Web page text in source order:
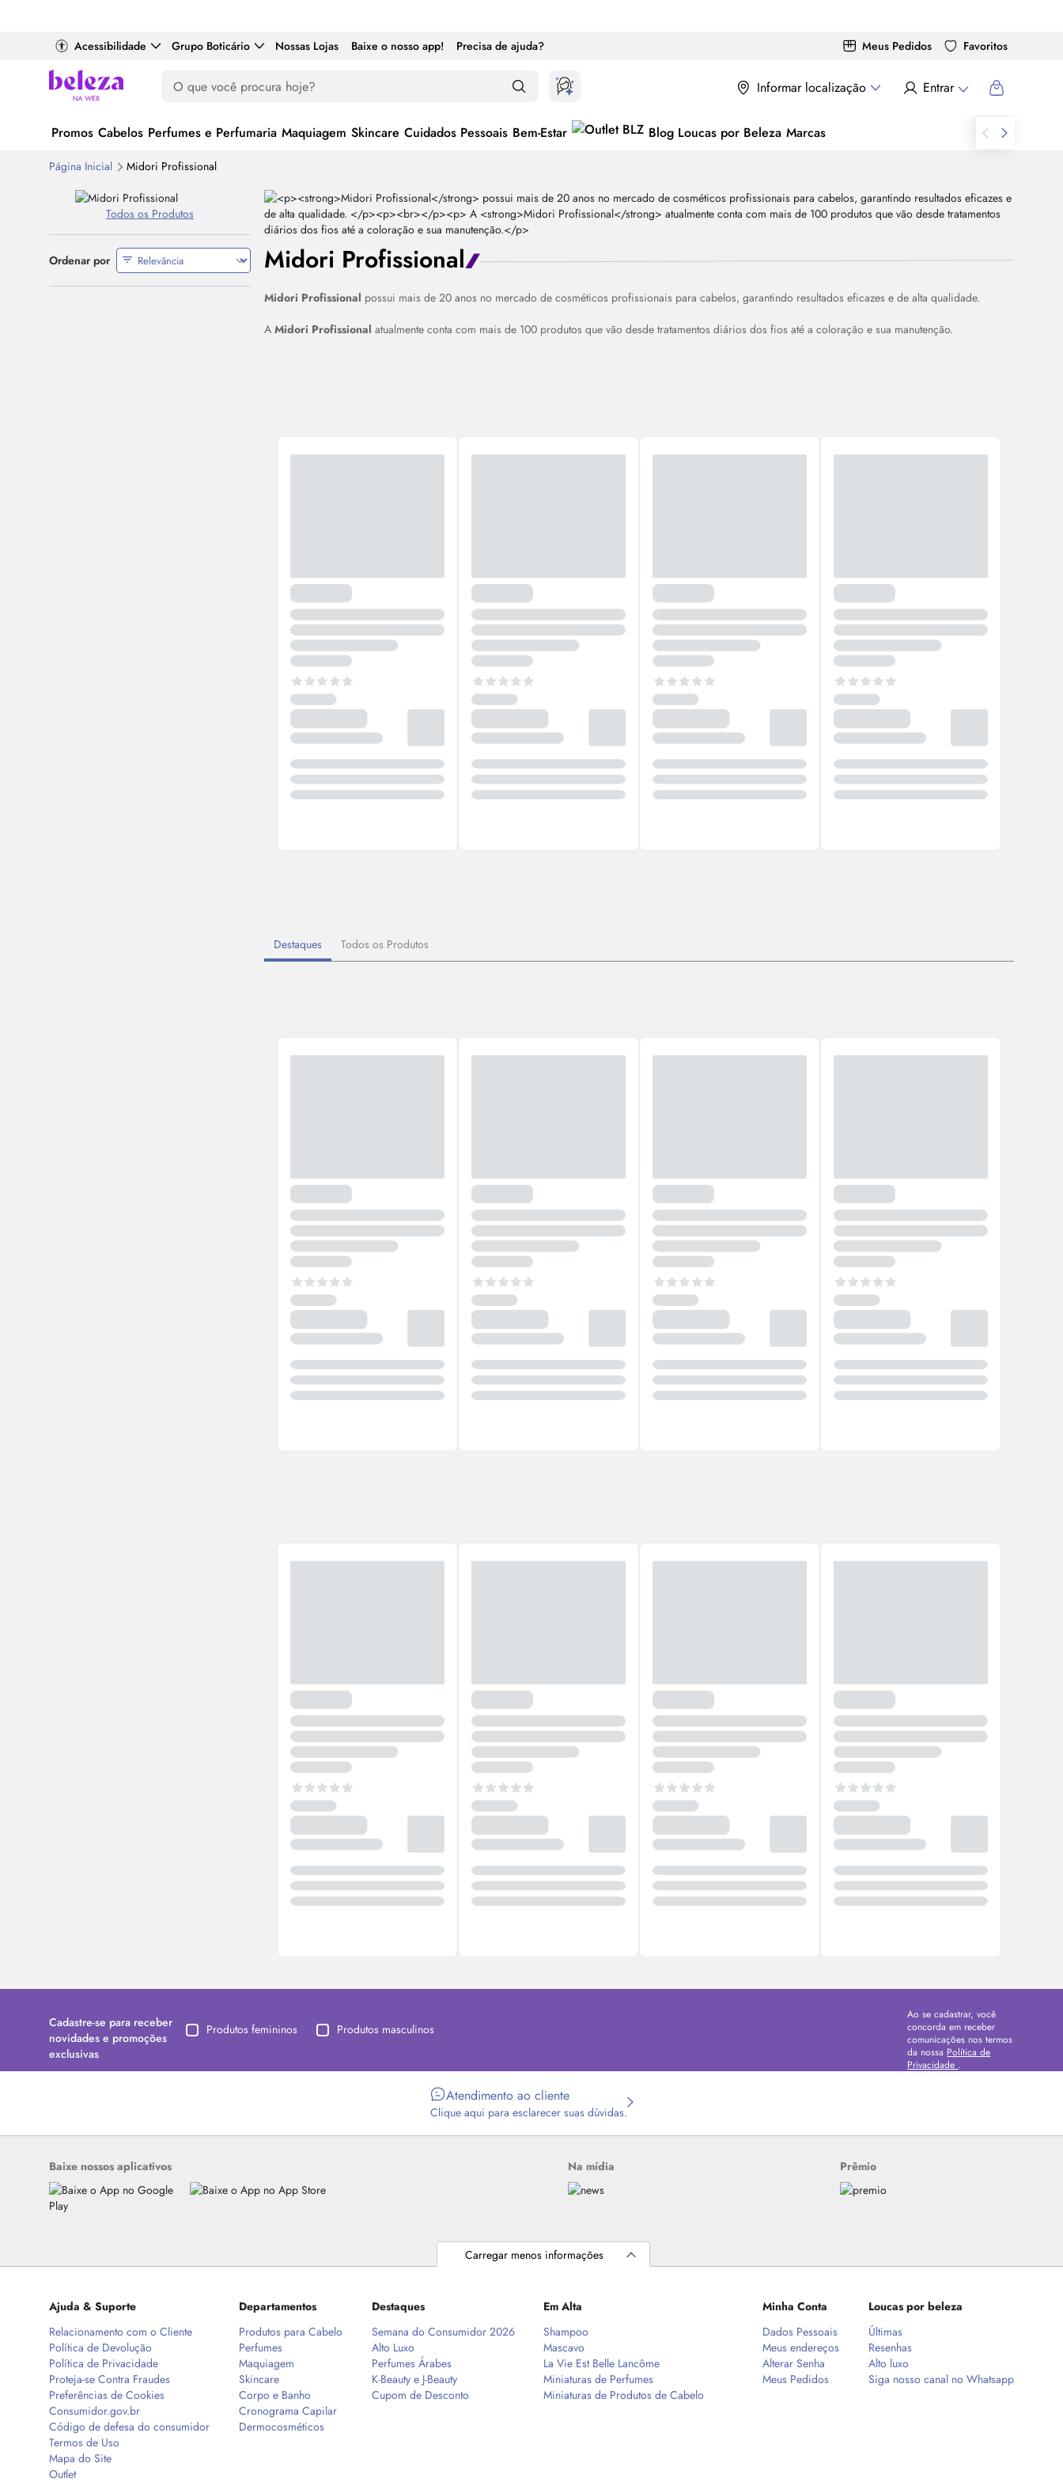
Acessibilidade Grupo Boticário Nossas Lojas Baixe o nosso app! Precisa de ajuda? Meus Pedidos Favoritos
Informar localização Entrar
Promos Cabelos Perfumes e Perfumaria Maquiagem Skincare Cuidados Pessoais Bem-Estar Blog Loucas por Beleza Marcas
Página Inicial Midori Profissional
Midori Profissional
Midori Profissional possui mais de 20 anos no mercado de cosméticos profissionais para cabelos, garantindo resultados eficazes e de alta qualidade.
AMidori Profissional atualmente conta com mais de 100 produtos que vão desde tratamentos diários dos fios até a coloração e sua manutenção.
Destaques Todos os Produtos
Todos os Produtos
Ordenar por
Cadastre-se para receber
novidades e promoções
exclusivas
Produtos femininos Produtos masculinos
Ao se cadastrar, você
concorda em receber
comunicações nos termos
da nossa Política de
Privacidade .
Atendimento ao cliente
Clique aqui para esclarecer suas dúvidas.
Baixe nossos aplicativos Na mídia Prêmio
Carregar menos informações
Ajuda & Suporte
Relacionamento com o Cliente
Política de Devolução
Política de Privacidade
Proteja-se Contra Fraudes
Preferências de Cookies
Consumidor.gov.br
Código de defesa do consumidor
Termos de Uso
Mapa do Site
Outlet
Departamentos
Produtos para Cabelo
Perfumes
Maquiagem
Skincare
Corpo e Banho
Cronograma Capilar
Dermocosméticos
Destaques
Semana do Consumidor 2026
Alto Luxo
Perfumes Árabes
K-Beauty e J-Beauty
Cupom de Desconto
Em Alta
Shampoo
Mascavo
La Vie Est Belle Lancôme
Miniaturas de Perfumes
Miniaturas de Produtos de Cabelo
Minha Conta
Dados Pessoais
Meus endereços
Alterar Senha
Meus Pedidos
Loucas por beleza
Últimas
Resenhas
Alto luxo
Siga nosso canal no Whatsapp